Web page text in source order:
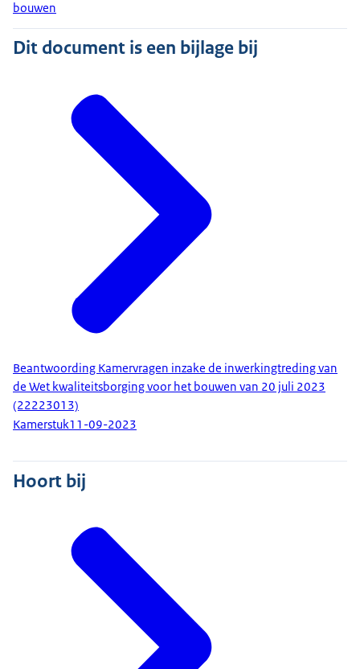
bouwen
Dit document is een bijlage bij
Beantwoording Kamervragen inzake de inwerkingtreding van
de Wet kwaliteitsborging voor het bouwen van 20 juli 2023
(22223013)
Kamerstuk11-09-2023
Hoort bij